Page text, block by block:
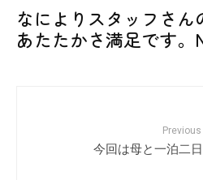
なによりスタッフさん
あたたかさ満足です。
Previous
今回は母と一泊二